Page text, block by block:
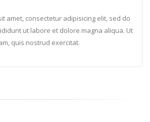
amet, consectetur adipisicing elit, sed do
ut labore et dolore magna aliqua. Ut
quis nostrud exercitat.